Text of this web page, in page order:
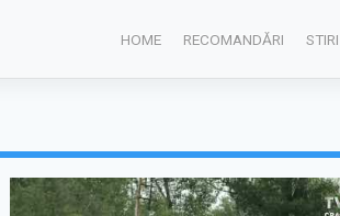
HOME RECOMANDĂRI STIRI